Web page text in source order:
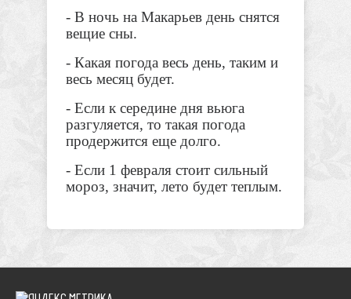
- В ночь на Макарьев день снятся
вещие сны.
- Какая погода весь день, таким и
весь месяц будет.
- Если к середине дня вьюга
разгуляется, то такая погода
продержится еще долго.
- Если 1 февраля стоит сильный
мороз, значит, лето будет теплым.